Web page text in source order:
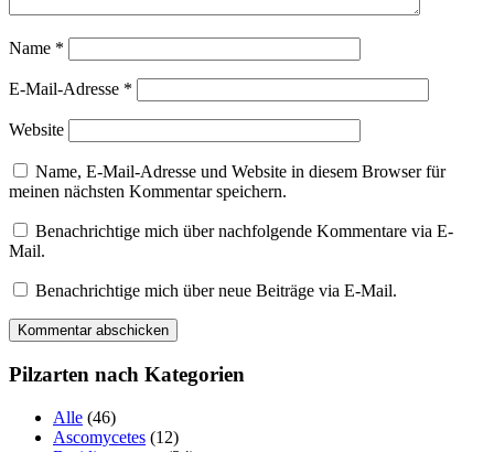
Name *
E-Mail-Adresse *
Website
Name, E-Mail-Adresse und Website in diesem Browser für
meinen nächsten Kommentar speichern.
Benachrichtige mich über nachfolgende Kommentare via E-
Mail.
Benachrichtige mich über neue Beiträge via E-Mail.
Pilzarten nach Kategorien
Alle (46)
Ascomycetes (12)